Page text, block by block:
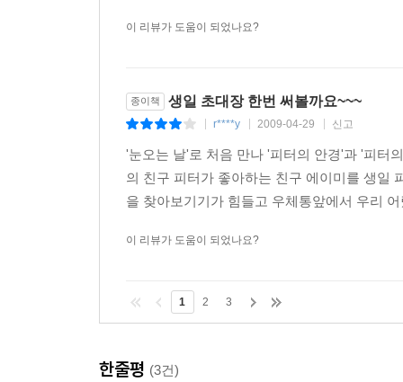
이 리뷰가 도움이 되었나요?
종이책 생일 초대장 한번 써볼까요~~~
r****y 2009-04-29 신고
'눈오는 날'로 처음 만나 '피터의 안경'과 '피터
의 친구 피터가 좋아하는 친구 에이미를 생일
을 찾아보기기가 힘들고 우체통앞에서 우리
이 리뷰가 도움이 되었나요?
1 2 3
한줄평 (3건)